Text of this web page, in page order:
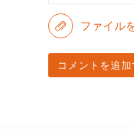
ファイル
コメントを追加